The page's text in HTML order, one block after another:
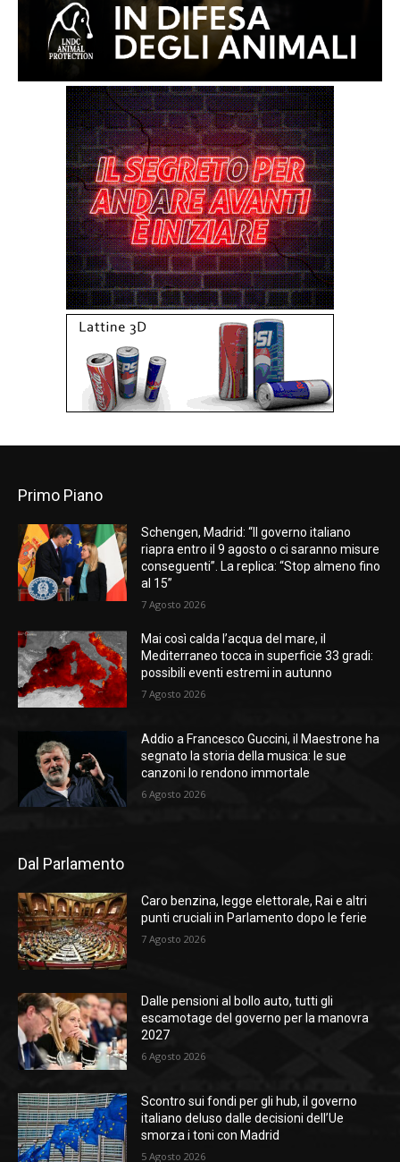
Primo Piano
Schengen, Madrid: “Il governo italiano
riapra entro il 9 agosto o ci saranno misure
conseguenti”. La replica: “Stop almeno fino
al 15”
7 Agosto 2026
Mai così calda l’acqua del mare, il
Mediterraneo tocca in superficie 33 gradi:
possibili eventi estremi in autunno
7 Agosto 2026
Addio a Francesco Guccini, il Maestrone ha
segnato la storia della musica: le sue
canzoni lo rendono immortale
6 Agosto 2026
Dal Parlamento
Caro benzina, legge elettorale, Rai e altri
punti cruciali in Parlamento dopo le ferie
7 Agosto 2026
Dalle pensioni al bollo auto, tutti gli
escamotage del governo per la manovra
2027
6 Agosto 2026
Scontro sui fondi per gli hub, il governo
italiano deluso dalle decisioni dell’Ue
smorza i toni con Madrid
5 Agosto 2026